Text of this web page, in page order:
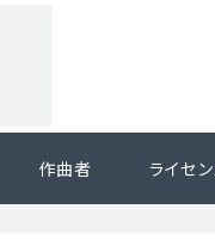
作曲者 ライセ